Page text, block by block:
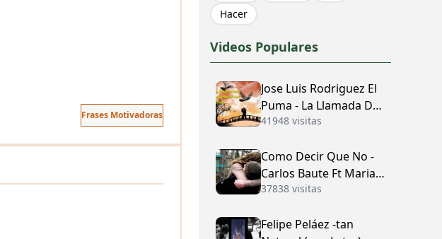
Frases Motivadoras
Hacer
Videos Populares
Jose Luis Rodriguez El
Puma - La Llamada Del
Amor (con Letra)
41948 visitas
Como Decir Que No -
Carlos Baute Ft Maria
José (con Letra)
37838 visitas
Felipe Peláez -tan